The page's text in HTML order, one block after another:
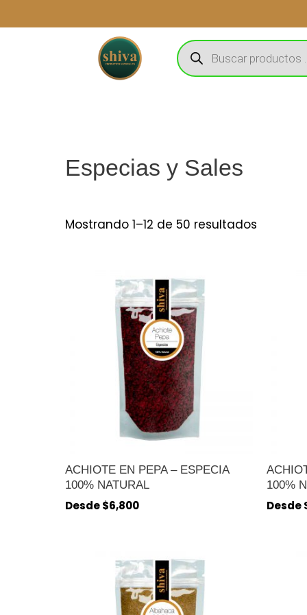
al
Búsqueda
de
productos
Especias y Sales
Mostrando 1–12 de 50 resultados
ACHIOTE EN PEPA – ESPECIA
100% NATURAL
Desde$6,800
100%
Desde